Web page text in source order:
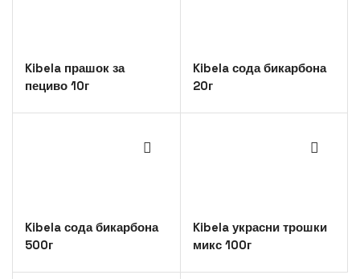
Kibela прашок за
пециво 10г
Kibela сода бикарбона
20г
Kibela сода бикарбона
500г
Kibela украсни трошки
микс 100г